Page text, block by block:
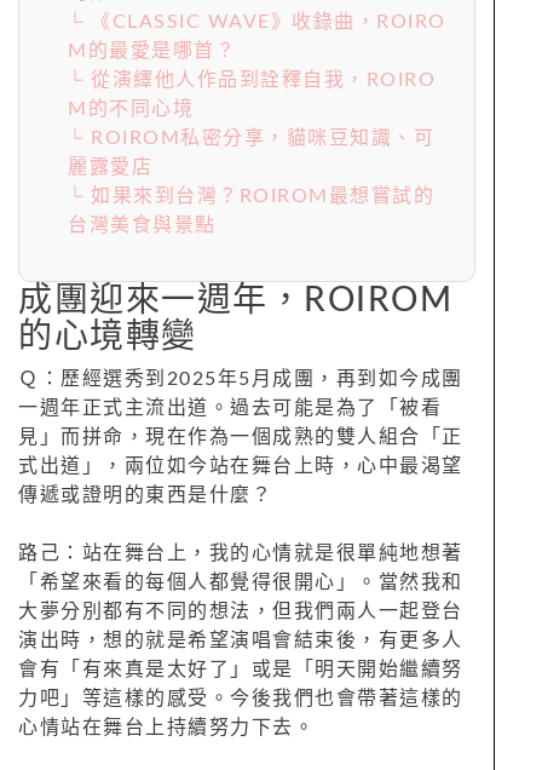
└ 《CLASSIC WAVE》收錄曲，ROIRO
M的最愛是哪首？
└ 從演繹他人作品到詮釋自我，ROIRO
M的不同心境
└ ROIROM私密分享，貓咪豆知識、可
麗露愛店
└ 如果來到台灣？ROIROM最想嘗試的
台灣美食與景點
成團迎來一週年，ROIROM
的心境轉變
Ｑ：歷經選秀到2025年5月成團，再到如今成團
一週年正式主流出道。過去可能是為了「被看
見」而拼命，現在作為一個成熟的雙人組合「正
式出道」，兩位如今站在舞台上時，心中最渴望
傳遞或證明的東西是什麼？
路己：站在舞台上，我的心情就是很單純地想著
「希望來看的每個人都覺得很開心」。當然我和
大夢分別都有不同的想法，但我們兩人一起登台
演出時，想的就是希望演唱會結束後，有更多人
會有「有來真是太好了」或是「明天開始繼續努
力吧」等這樣的感受。今後我們也會帶著這樣的
心情站在舞台上持續努力下去。